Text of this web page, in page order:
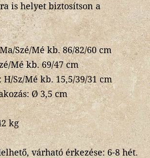
is helyet biztosítson a
Szé/Mé kb. 86/82/60 cm
Mé kb. 69/47 cm
Sz/Mé kb. 15,5/39/31 cm
Ø 3,5 cm
kg
várható érkezése: 6-8 hét.